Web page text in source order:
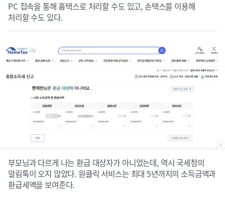
PC 접속을 통해 홈택스로 처리할 수도 있고, 손택스를 이용해
처리할 수도 있다.
부모님과 다르게 나는 환급 대상자가 아니었는데, 역시 국세청의
알림톡이 오지 않았다. 원클릭 서비스는 최대 5년까지의 소득금액과
환급세액을 보여준다.